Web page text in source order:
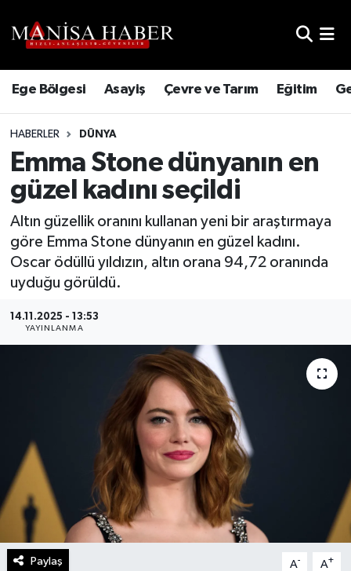
Ege Bölgesi Asayiş Çevre ve Tarım Eğitim
HABERLER DÜNYA
Emma Stone dünyanın en
güzel kadını seçildi
Altın güzellik oranını kullanan yeni bir araştırmaya
göre Emma Stone dünyanın en güzel kadını.
Oscar ödüllü yıldızın, altın orana 94,72 oranında
uyduğu görüldü.
14.11.2025 - 13:53
YAYINLANMA
Paylaş A- A+
Trafik Durumu
Süper Lig Puan Durumu ve Fikstür
Tüm Manşetler
Son Dakika Haberleri
Haber Arşivi